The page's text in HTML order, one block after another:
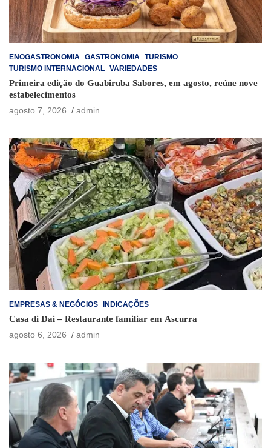
ENOGASTRONOMIA GASTRONOMIA
TURISMO
TURISMO INTERNACIONAL VARIEDADES
Primeira edição do Guabiruba Sabores, em agosto, reúne nove
estabelecimentos
agosto 7, 2026
admin
EMPRESAS & NEGÓCIOS INDICAÇÕES
Casa di Dai – Restaurante familiar em Ascurra
agosto 6, 2026
admin